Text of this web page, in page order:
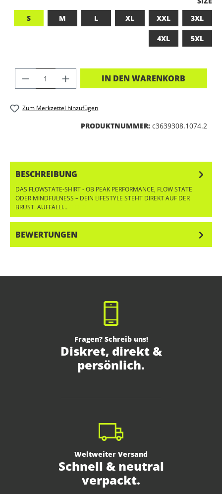
S
M L XL XXL 3XL
4XL 5XL
PRODUKT ANZAHL: GIB DEN
IN DEN WARENKORB
Zum Merkzettel hinzufügen
PRODUKTNUMMER: c3639308.1074.2
BESCHREIBUNG
DAS FLOWSTATE-SHIRT - OB PEAK PERFORMANCE, FLOW STATE
ODER MINDFULNESS – DEIN LIFESTYLE STEHT DIREKT AUF DER
BRUST. AUFFÄLLI…
BEWERTUNGEN
Fragen? Schreib uns!
Diskret, direkt &
persönlich.
Weltweiter Versand
Schnell & neutral
verpackt.